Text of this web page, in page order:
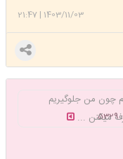
1403/11/03
|
21:47
چون من جلوگیریم
میکنن ...